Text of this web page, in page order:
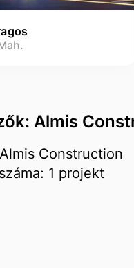
Almis
Construction
1 projekt